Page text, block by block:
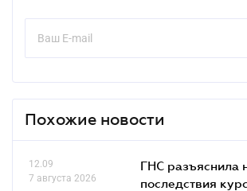
Похожие новости
12.09
7 августа 2026
ГНС разъяснила
последствия